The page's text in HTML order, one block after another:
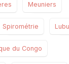
Meuniers
Spirométrie
du Congo